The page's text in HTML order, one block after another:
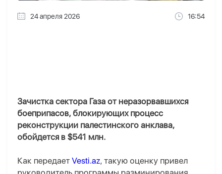
24 апреля 2026 16:54
Зачистка сектора Газа от неразорвавшихся
боеприпасов, блокирующих процесс
реконструкции палестинского анклава,
обойдется в $541 млн.
Как передает Vesti.az, такую оценку привел